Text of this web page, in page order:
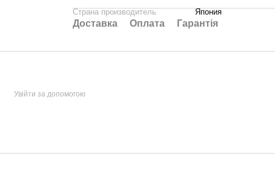
Страна производитель
Япония
Доставка Оплата Гарантія
Увійти за допомогою